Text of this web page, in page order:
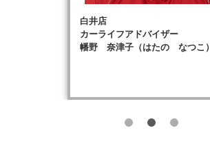
白井店
カーライフアドバイザー
幡野 奈津子（はたの なつこ）